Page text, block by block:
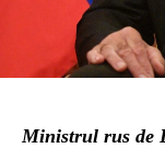
Ministrul rus de